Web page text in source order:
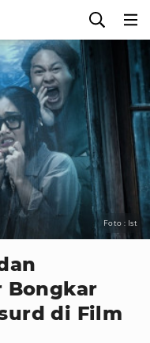
Foto : Ist
Bongkar
di Film